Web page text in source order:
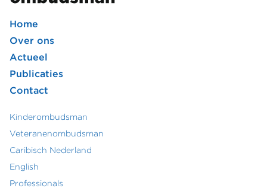
Footer
hoofdmenu
Home
Over ons
Actueel
Publicaties
Contact
Footer
secundair
menu
Kinderombudsman
Veteranenombudsman
Caribisch Nederland
English
Professionals